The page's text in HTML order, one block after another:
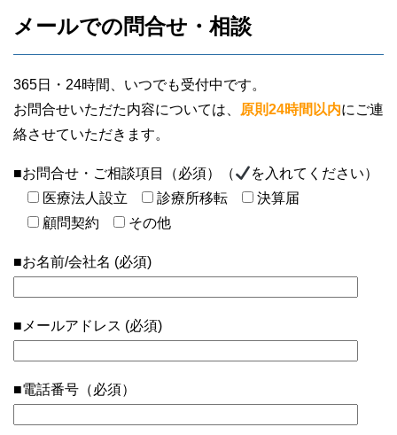
メールでの問合せ・相談
365日・24時間、いつでも受付中です。
お問合せいただた内容については、
原則24時間以内にご連
絡させていただきます。
■お問合せ・ご相談項目（必須）（
を入れてください）
医療法人設立
診療所移転
決算届
顧問契約
その他
■お名前/会社名 (必須)
■メールアドレス (必須)
■電話番号（必須）